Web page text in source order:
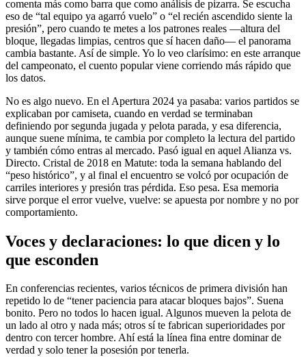
comenta más como barra que como análisis de pizarra. Se escucha
eso de “tal equipo ya agarró vuelo” o “el recién ascendido siente la
presión”, pero cuando te metes a los patrones reales —altura del
bloque, llegadas limpias, centros que sí hacen daño— el panorama
cambia bastante. Así de simple. Yo lo veo clarísimo: en este arranque
del campeonato, el cuento popular viene corriendo más rápido que
los datos.
No es algo nuevo. En el Apertura 2024 ya pasaba: varios partidos se
explicaban por camiseta, cuando en verdad se terminaban
definiendo por segunda jugada y pelota parada, y esa diferencia,
aunque suene mínima, te cambia por completo la lectura del partido
y también cómo entras al mercado. Pasó igual en aquel Alianza vs.
Directo. Cristal de 2018 en Matute: toda la semana hablando del
“peso histórico”, y al final el encuentro se volcó por ocupación de
carriles interiores y presión tras pérdida. Eso pesa. Esa memoria
sirve porque el error vuelve, vuelve: se apuesta por nombre y no por
comportamiento.
Voces y declaraciones: lo que dicen y lo
que esconden
En conferencias recientes, varios técnicos de primera división han
repetido lo de “tener paciencia para atacar bloques bajos”. Suena
bonito. Pero no todos lo hacen igual. Algunos mueven la pelota de
un lado al otro y nada más; otros sí te fabrican superioridades por
dentro con tercer hombre. Ahí está la línea fina entre dominar de
verdad y solo tener la posesión por tenerla.